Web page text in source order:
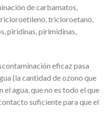
de carbamatos,
tricloroetano,
piridinas, pirimidinas,
eficaz pasa
(la cantidad de ozono que
el agua, que no es todo el que
suficiente para que el